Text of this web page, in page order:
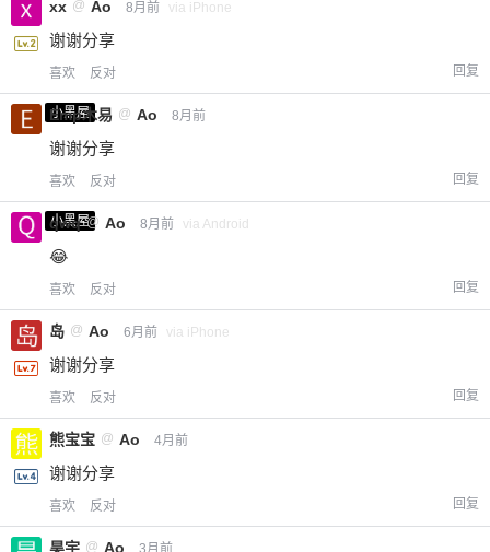
xx @ Ao 8月前 via iPhone
谢谢分享
喜欢 反对 回复
小黑屋
Emp木易 @ Ao 8月前
谢谢分享
喜欢 反对 回复
小黑屋
qwq @ Ao 8月前 via Android
😂
喜欢 反对 回复
岛 @ Ao 6月前 via iPhone
谢谢分享
喜欢 反对 回复
熊宝宝 @ Ao 4月前
谢谢分享
喜欢 反对 回复
昊宇 @ Ao 3月前